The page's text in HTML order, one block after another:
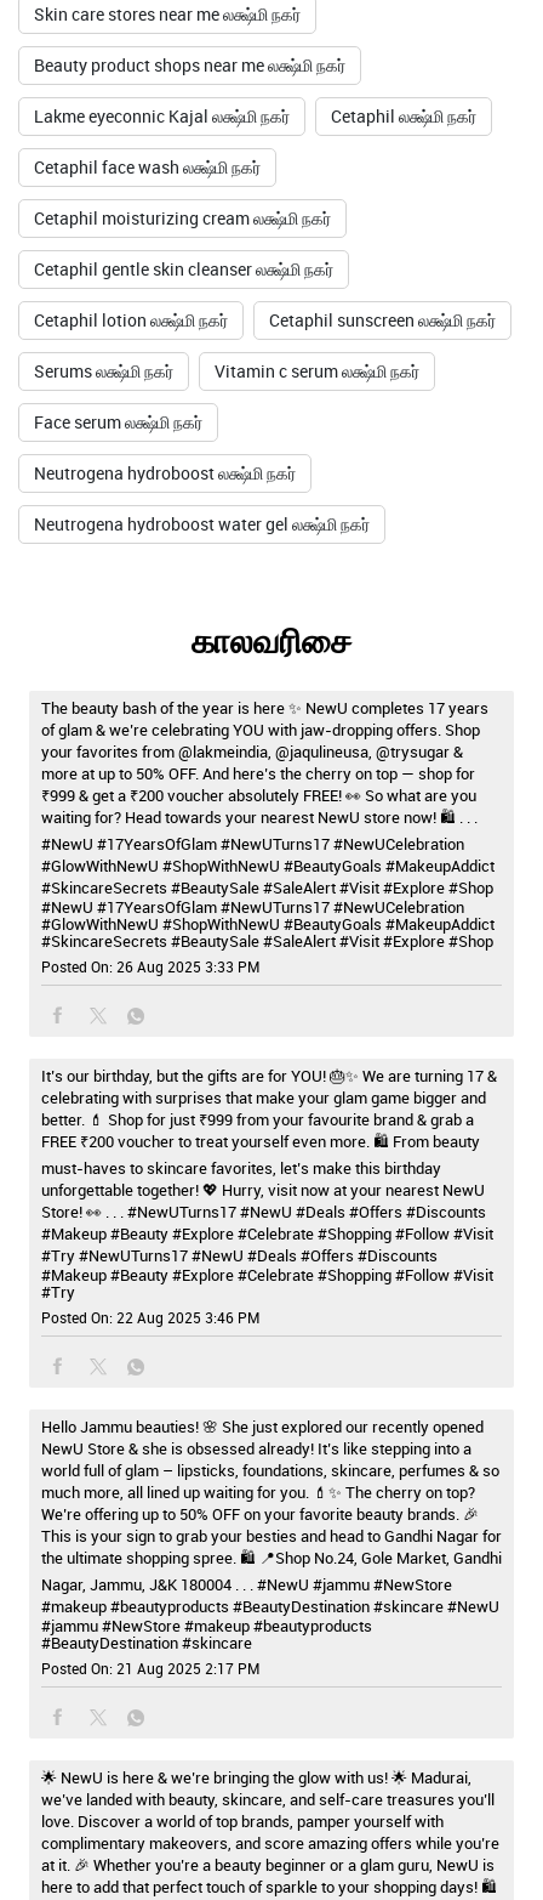
Skin care stores near me லக்ஷ்மி நகர்
Beauty product shops near me லக்ஷ்மி நகர்
Lakme eyeconnic Kajal லக்ஷ்மி நகர் Cetaphil லக்ஷ்மி நகர்
Cetaphil face wash லக்ஷ்மி நகர்
Cetaphil moisturizing cream லக்ஷ்மி நகர்
Cetaphil gentle skin cleanser லக்ஷ்மி நகர்
Cetaphil lotion லக்ஷ்மி நகர் Cetaphil sunscreen லக்ஷ்மி நகர்
Serums லக்ஷ்மி நகர் Vitamin c serum லக்ஷ்மி நகர்
Face serum லக்ஷ்மி நகர்
Neutrogena hydroboost லக்ஷ்மி நகர்
Neutrogena hydroboost water gel லக்ஷ்மி நகர்
காலவரிசை
The beauty bash of the year is here ✨ NewU completes 17 years
of glam & we’re celebrating YOU with jaw-dropping offers. Shop
your favorites from @lakmeindia, @jaqulineusa, @trysugar &
more at up to 50% OFF. And here’s the cherry on top — shop for
₹999 & get a ₹200 voucher absolutely FREE! 👀 So what are you
waiting for? Head towards your nearest NewU store now! 🛍️ . . .
#NewU #17YearsOfGlam #NewUTurns17 #NewUCelebration
#GlowWithNewU #ShopWithNewU #BeautyGoals #MakeupAddict
#SkincareSecrets #BeautySale #SaleAlert #Visit #Explore #Shop
#NewU #17YearsOfGlam#NewUTurns17#NewUCelebration
#GlowWithNewU #ShopWithNewU #BeautyGoals #MakeupAddict
#SkincareSecrets #BeautySale#SaleAlert#Visit#Explore#Shop
Posted On: 26 Aug 2025 3:33 PM
It’s our birthday, but the gifts are for YOU! 🎂✨ We are turning 17 &
celebrating with surprises that make your glam game bigger and
better. 💄 Shop for just ₹999 from your favourite brand & grab a
FREE ₹200 voucher to treat yourself even more. 🛍️ From beauty
must-haves to skincare favorites, let’s make this birthday
unforgettable together! 💖 Hurry, visit now at your nearest NewU
Store! 👀 . . . #NewUTurns17 #NewU #Deals #Offers #Discounts
#Makeup #Beauty #Explore #Celebrate #Shopping #Follow #Visit
#Try#NewUTurns17#NewU #Deals #Offers #Discounts
#Makeup#Beauty#Explore#Celebrate#Shopping#Follow#Visit
#Try
Posted On: 22 Aug 2025 3:46 PM
Hello Jammu beauties! 🌸 She just explored our recently opened
NewU Store & she is obsessed already! It’s like stepping into a
world full of glam – lipsticks, foundations, skincare, perfumes & so
much more, all lined up waiting for you. 💄✨ The cherry on top?
We’re offering up to 50% OFF on your favorite beauty brands. 🎉
This is your sign to grab your besties and head to Gandhi Nagar for
the ultimate shopping spree. 🛍️ 📍Shop No.24, Gole Market, Gandhi
Nagar, Jammu, J&K 180004 . . . #NewU #jammu #NewStore
#makeup #beautyproducts #BeautyDestination #skincare#NewU
#jammu#NewStore#makeup#beautyproducts
#BeautyDestination#skincare
Posted On: 21 Aug 2025 2:17 PM
🌟 NewU is here & we’re bringing the glow with us! 🌟 Madurai,
we’ve landed with beauty, skincare, and self-care treasures you’ll
love. Discover a world of top brands, pamper yourself with
complimentary makeovers, and score amazing offers while you’re
at it. 🎉 Whether you’re a beauty beginner or a glam guru, NewU is
here to add that perfect touch of sparkle to your shopping days! 🛍️